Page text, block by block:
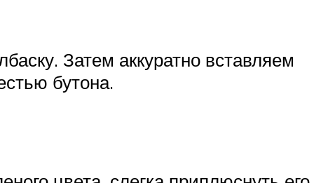
Затем аккуратно вставляем
бутона.